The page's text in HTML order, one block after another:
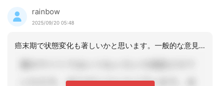
rainbow
2025/09/20 05:48
癌末期で状態変化も著しいかと思います。一般的な意見になってしまいますが、サービス